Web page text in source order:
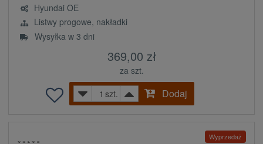
Hyundai OE
Listwy progowe, nakładki
Wysyłka w 3 dni
369,00 zł
za szt.
szt.
Dodaj
Wyprzedaż